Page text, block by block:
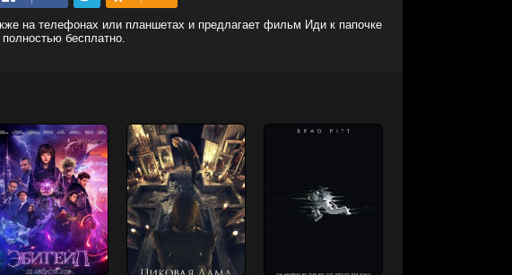
на телефонах или планшетах и предлагает фильм Иди к папочке
бесплатно.